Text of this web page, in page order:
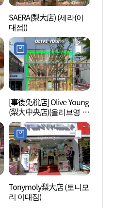
SAERA(梨大店) (세라(이
대점))
[事後免稅店] Olive Young
(梨大中央店)(올리브영 이
대중앙점)
Tonymoly梨大店 (토니모
리 이대점)